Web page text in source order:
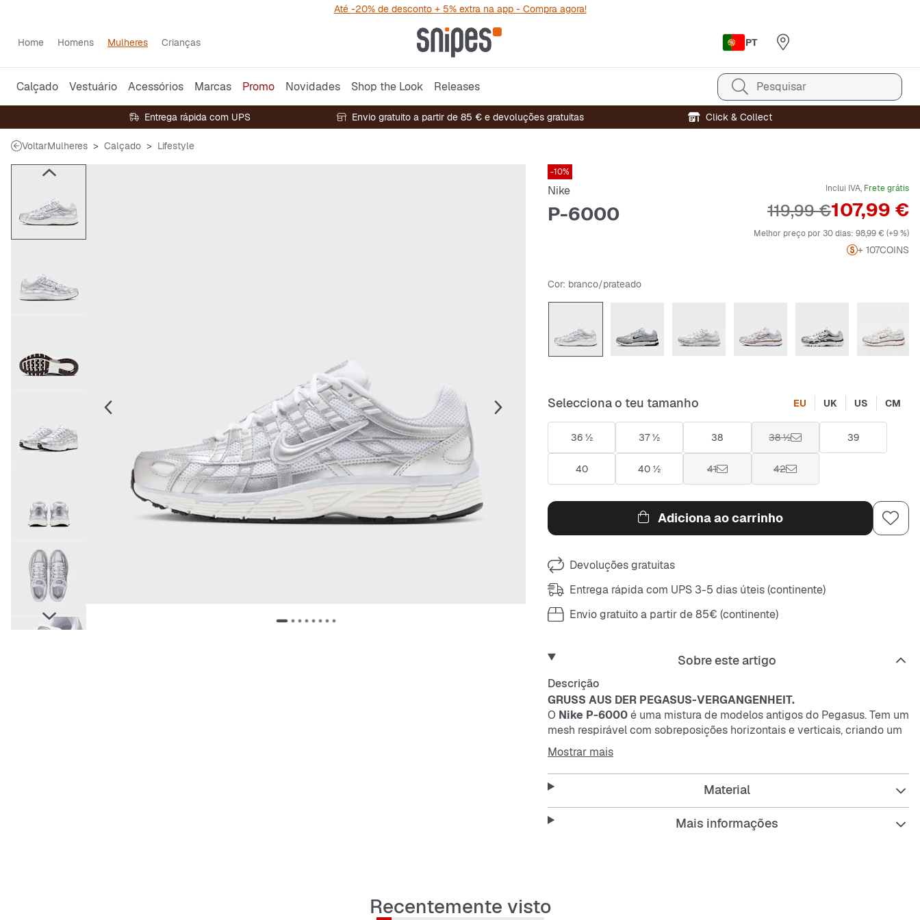
Até -20% de desconto + 5% extra na app - Compra agora!
Home Homens Mulheres Crianças PT
Calçado Vestuário Acessórios Marcas Promo Novidades Shop the Look Releases Pesquisar
Entrega rápida com UPS Envio gratuito a partir de 85 € e devoluções gratuitas Click & Collect
VoltarMulheres Calçado Lifestyle
-10%
Nike
P-6000
Inclui IVA, Frete grátis
Preço
107,99 €
Preço original
119,99 €
Melhor preço por 30 dias: 98,99 € (+9 %)
+ 107COINS
Cor: branco/prateado
Selecciona o teu tamanho EU UK US CM
36 ½ 37 ½ 38 38 ½ 39
40 40 ½ 41 42
Adiciona ao carrinho
Devoluções gratuitas
Entrega rápida com UPS 3-5 dias úteis (continente)
Envio gratuito a partir de 85€ (continente)
Sobre este artigo
Descrição
GRUSS AUS DER PEGASUS-VERGANGENHEIT.
O Nike P-6000é uma mistura de modelos antigos do Pegasus. Tem um
mesh respirável com sobreposições horizontais e verticais, criando um
visual de corrida inspirado nos anos 2000, tão impressionante quanto
um cavalo com asas. O design baseia-se no
Nike Pegasus 2006, oferecendo conforto para usar o dia todo na
cidade.
Mostrar mais
Material
Mais informações
Recentemente visto